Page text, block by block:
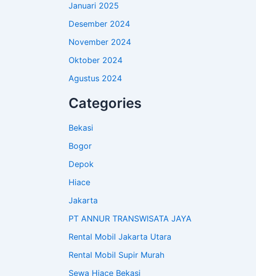
Januari 2025
Desember 2024
November 2024
Oktober 2024
Agustus 2024
Categories
Bekasi
Bogor
Depok
Hiace
Jakarta
PT ANNUR TRANSWISATA JAYA
Rental Mobil Jakarta Utara
Rental Mobil Supir Murah
Sewa Hiace Bekasi